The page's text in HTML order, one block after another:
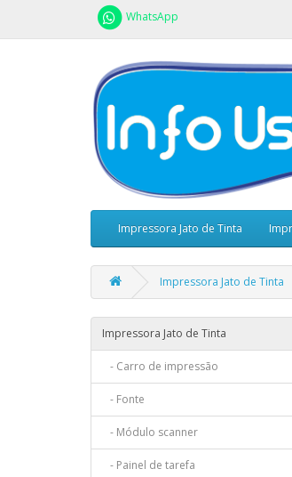
WhatsApp
Impressora Jato de Tinta
Impressora Jato de Tinta
Impressora Jato de Tinta
- Carro de impressão
- Fonte
- Módulo scanner
- Painel de tarefa